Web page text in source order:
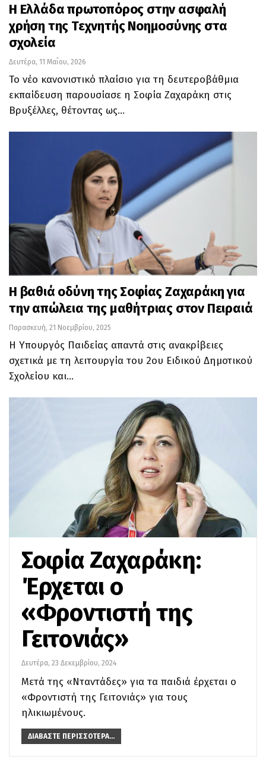
Η Ελλάδα πρωτοπόρος στην ασφαλή
χρήση της Τεχνητής Νοημοσύνης στα
σχολεία
Δευτέρα, 11 Μαΐου, 2026
Το νέο κανονιστικό πλαίσιο για τη δευτεροβάθμια
εκπαίδευση παρουσίασε η Σοφία Ζαχαράκη στις
Βρυξέλλες, θέτοντας ως…
Η βαθιά οδύνη της Σοφίας Ζαχαράκη για
την απώλεια της μαθήτριας στον Πειραιά
Παρασκευή, 21 Νοεμβρίου, 2025
Η Υπουργός Παιδείας απαντά στις ανακρίβειες
σχετικά με τη λειτουργία του 2ου Ειδικού Δημοτικού
Σχολείου και…
Σοφία Ζαχαράκη:
Έρχεται ο
«Φροντιστή της
Γειτονιάς»
Δευτέρα, 23 Δεκεμβρίου, 2024
Μετά της «Νταντάδες» για τα παιδιά έρχεται ο
«Φροντιστή της Γειτονιάς» για τους
ηλικιωμένους.
ΔΙΑΒΆΣΤΕ ΠΕΡΙΣΣΌΤΕΡΑ...